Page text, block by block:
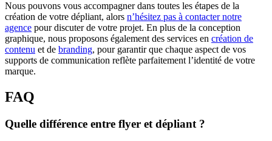
Nous pouvons vous accompagner dans toutes les étapes de la
création de votre dépliant, alors n’hésitez pas à contacter notre
agence pour discuter de votre projet. En plus de la conception
graphique, nous proposons également des services en création de
contenu et de branding, pour garantir que chaque aspect de vos
supports de communication reflète parfaitement l’identité de votre
marque.
FAQ
Quelle différence entre flyer et dépliant ?